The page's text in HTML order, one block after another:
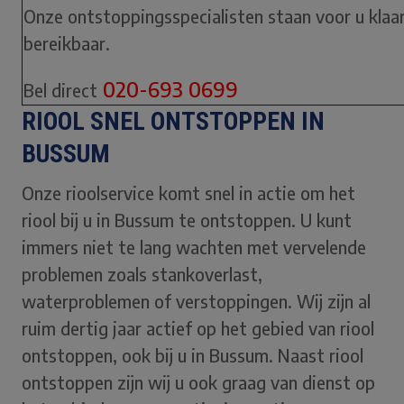
Onze ontstoppingsspecialisten staan voor u
bereikbaar.
Bel direct 020-693 0699
RIOOL SNEL ONTSTOPPEN IN
BUSSUM
Onze rioolservice komt snel in actie om het
riool bij u in Bussum te ontstoppen. U kunt
immers niet te lang wachten met vervelende
problemen zoals stankoverlast,
waterproblemen of verstoppingen. Wij zijn al
ruim dertig jaar actief op het gebied van riool
ontstoppen, ook bij u in Bussum. Naast riool
ontstoppen zijn wij u ook graag van dienst op